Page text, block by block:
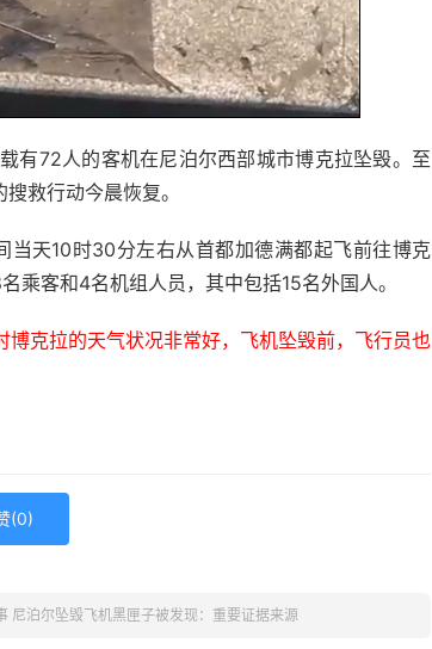
有72人的客机在尼泊尔西部城市博克拉坠毁。至
救行动今晨恢复。
天10时30分左右从首都加德满都起飞前往博克
乘客和4名机组人员，其中包括15名外国人。
博克拉的天气状况非常好，飞机坠毁前，飞行员也
(0)
尼泊尔坠毁飞机黑匣子被发现：重要证据来源